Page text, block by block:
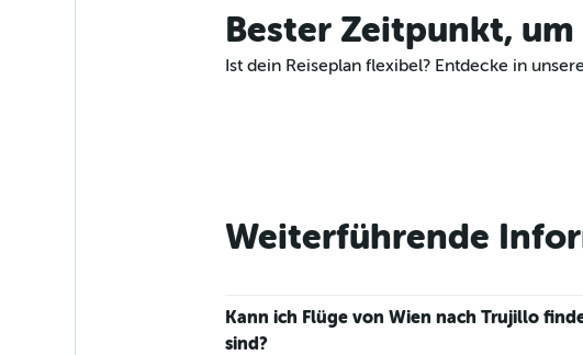
Bester Zeitpunkt,
Ist dein Reiseplan flexibel? Entdecke in
Weiterführende
Kann ich Flüge von Wien nach Trujillo
sind?